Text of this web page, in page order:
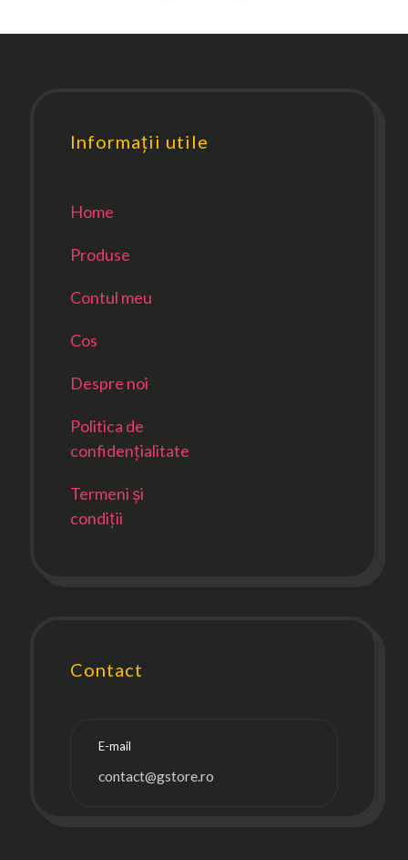
Informații utile
Home
Produse
Contul meu
Cos
Despre noi
Politica de
confidențialitate
Termeni și
condiții
Contact
E-mail
contact@gstore.ro